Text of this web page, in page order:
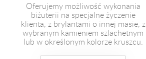
Oferujemy możliwość wykonania
biżuterii na specjalne życzenie
klienta, z brylantami o innej masie, z
wybranym kamieniem szlachetnym
lub w określonym kolorze kruszcu.